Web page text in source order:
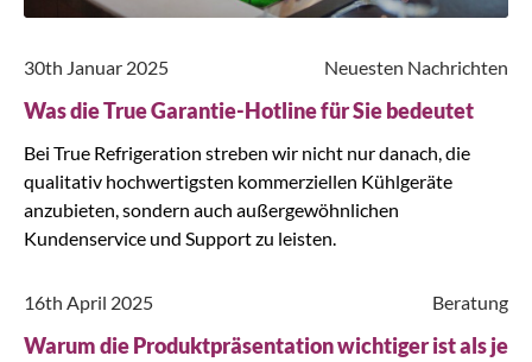
30th Januar 2025 Neuesten Nachrichten
Was die True Garantie-Hotline für Sie bedeutet
Bei True Refrigeration streben wir nicht nur danach, die
qualitativ hochwertigsten kommerziellen Kühlgeräte
anzubieten, sondern auch außergewöhnlichen
Kundenservice und Support zu leisten.
16th April 2025 Beratung
Warum die Produktpräsentation wichtiger ist als je